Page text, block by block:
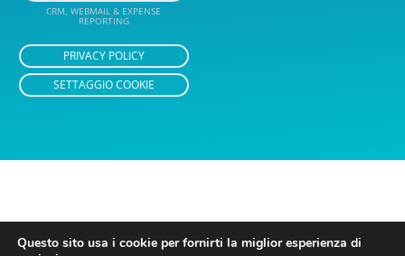
CRM, WEBMAIL & EXPENSE
REPORTING
PRIVACY POLICY
SETTAGGIO COOKIE
Questo sito usa i cookie per fornirti la miglior esperienza di